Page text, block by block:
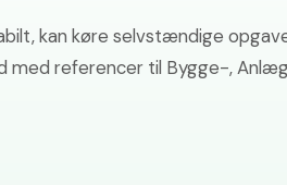
kan køre selvstændige
referencer til Bygge-,